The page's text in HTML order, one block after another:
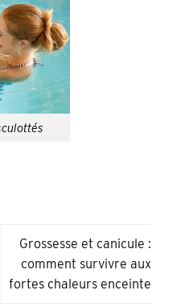
Grossesse et canicule :
comment survivre aux
fortes chaleurs enceinte